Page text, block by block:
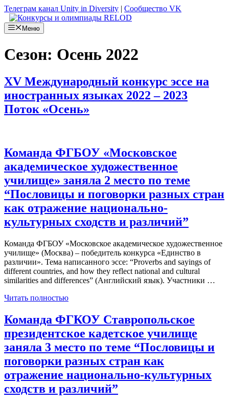
Телеграм канал Unity in Diversity | Сообщество VK
Меню
Сезон: Осень 2022
XV Международный конкурс эссе на
иностранных языках 2022 – 2023
Поток «Осень»
Команда ФГБОУ «Московское
академическое художественное
училище» заняла 2 место по теме
“Пословицы и поговорки разных стран
как отражение национально-
культурных сходств и различий”
Команда ФГБОУ «Московское академическое художественное
училище» (Москва) – победитель конкурса «Единство в
различии». Тема написанного эссе: “Proverbs and sayings of
different countries, and how they reflect national and cultural
similarities and differences” (Английский язык). Участники …
Читать полностью
Команда ФГКОУ Ставропольское
президентское кадетское училище
заняла 3 место по теме “Пословицы и
поговорки разных стран как
отражение национально-культурных
сходств и различий”